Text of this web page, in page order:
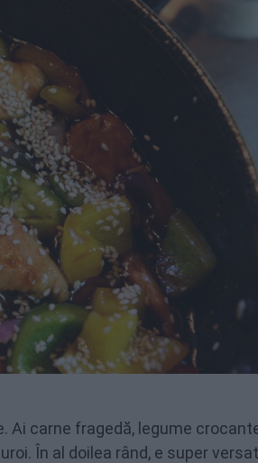
Ai carne fragedă, legume
În al doilea rând, e super